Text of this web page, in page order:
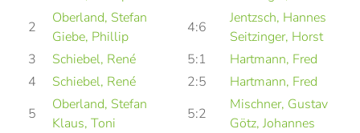
2
Oberland, Stefan
Giebe, Phillip
4:6
Jentzsch, Hannes
Seitzinger, Horst
3
Schiebel, René 5:1
Hartmann, Fred
4
Schiebel, René 2:5
Hartmann, Fred
5
Oberland, Stefan
Klaus, Toni
5:2
Mischner, Gustav
Götz, Johannes